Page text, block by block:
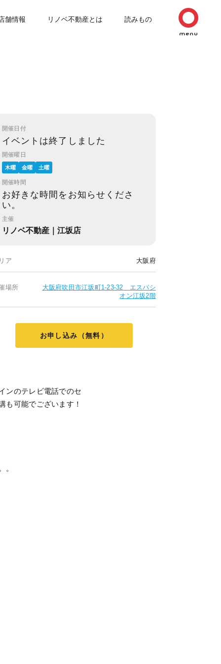
舗情報 リノベ不動産とは 読みもの
開催日付
イベントは終了しました
開催曜日
木曜 金曜 土曜
開催時間
お好きな時間をお知らせくださ
い。
主催
リノベ不動産｜江坂店
ア 大阪府
場所
大阪府吹田市江坂町1-23-32 エスパシ
オン江坂2階
お申し込み（無料）
ンのテレビ電話でのセ
も可能でございます！
。